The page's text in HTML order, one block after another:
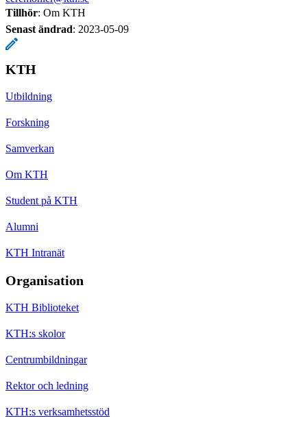
Tillhör: Om KTH
Senast ändrad: 2023-05-09
KTH
Utbildning
Forskning
Samverkan
Om KTH
Student på KTH
Alumni
KTH Intranät
Organisation
KTH Biblioteket
KTH:s skolor
Centrumbildningar
Rektor och ledning
KTH:s verksamhetsstöd